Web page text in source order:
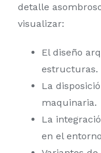
detalle
visualizar:
El diseño
estructuras.
La
maquinaria.
La
en el